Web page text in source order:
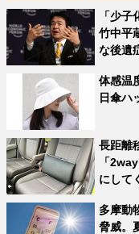
「少
竹中平
な後遺
体感温
日傘ハ
長距離
「
にして
多摩動
脅威。